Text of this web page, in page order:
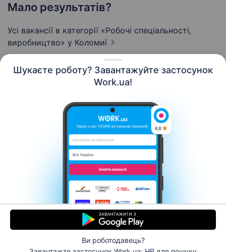
Шукаєте роботу? Завантажуйте застосунок
Work.ua!
Ви роботодавець?
Мало результатів?
Усі вакансії в категорії «Робочі спеціальності,
виробництво» у Коломиї
Контакти Про нас
Кар’єра
Допомога Умови використання
© 2006–2026 Work.ua. Сервіс пошуку роботи №1 в